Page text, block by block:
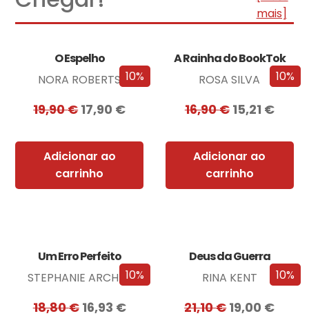
mais]
10%
O Espelho
NORA ROBERTS
19,90€17,90 €
Adicionar ao
carrinho
10%
A Rainha do BookTok
ROSA SILVA
16,90€ 15,21 €
Adicionar ao
carrinho
10%
Um Erro Perfeito
STEPHANIE ARCHER
18,80€ 16,93 €
10%
Deus da Guerra
RINA KENT
21,10€19,00 €